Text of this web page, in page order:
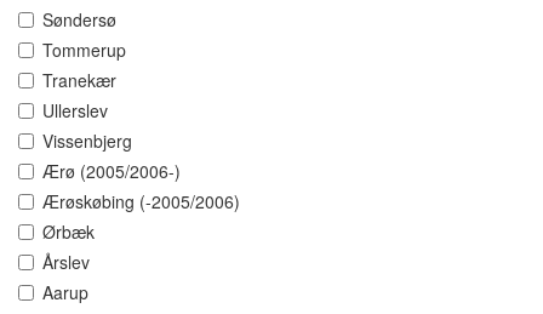
Søndersø
Tommerup
Tranekær
Ullerslev
Vissenbjerg
Ærø (2005/2006-)
Ærøskøbing (-2005/2006)
Ørbæk
Årslev
Aarup